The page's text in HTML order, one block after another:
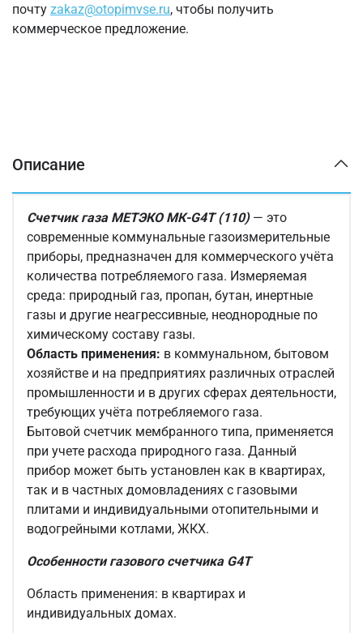
почту zakaz@otopimvse.ru, чтобы получить
коммерческое предложение.
Описание
Счетчик газа МЕТЭКО МК-G4Т (110) — это
современные коммунальные газоизмерительные
приборы, предназначен для коммерческого учёта
количества потребляемого газа. Измеряемая
среда: природный газ, пропан, бутан, инертные
газы и другие неагрессивные, неоднородные по
химическому составу газы.
Область применения: в коммунальном, бытовом
хозяйстве и на предприятиях различных отраслей
промышленности и в других сферах деятельности,
требующих учёта потребляемого газа.
Бытовой счетчик мембранного типа, применяется
при учете расхода природного газа. Данный
прибор может быть установлен как в квартирах,
так и в частных домовладениях с газовыми
плитами и индивидуальными отопительными и
водогрейными котлами, ЖКХ.
Особенности газового счетчика G4Т
Область применения: в квартирах и
индивидуальных домах.